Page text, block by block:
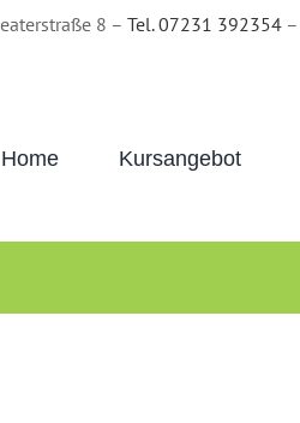
8 – Tel. 07231 392354–
Home Kursangebot